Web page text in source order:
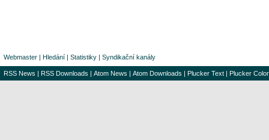
Webmaster | Hledání | Statistiky | Syndikační kanály
RSS News | RSS Downloads | Atom News | Atom Downloads | Plucker Text | Plucker Color